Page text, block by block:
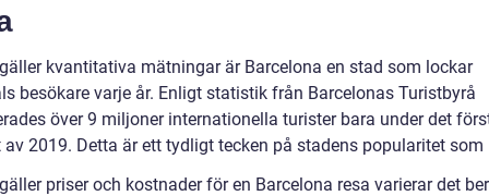
kvantitativa mätningar är Barcelona en stad som lockar
besökare varje år. Enligt statistik från Barcelonas Turistbyrå
över 9 miljoner internationella turister bara under det
av 2019. Detta är ett tydligt tecken på stadens popularitet som
priser och kostnader för en Barcelona resa varierar det